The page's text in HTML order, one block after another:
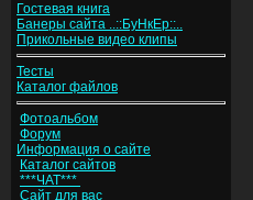
Гостевая книга
Банеры сайта ..::БуНкЕр::..
Прикольные видео клипы
Тесты
Каталог файлов
Фотоальбом
Форум
Информация о сайте
Каталог сайтов
***ЧАТ***
Сайт для вас